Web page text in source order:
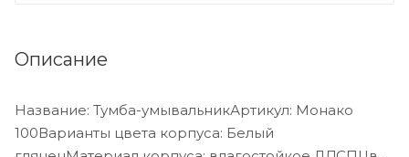
Описание
Название: Тумба-умывальникАртикул: Монако
100Варианты цвета корпуса: Белый